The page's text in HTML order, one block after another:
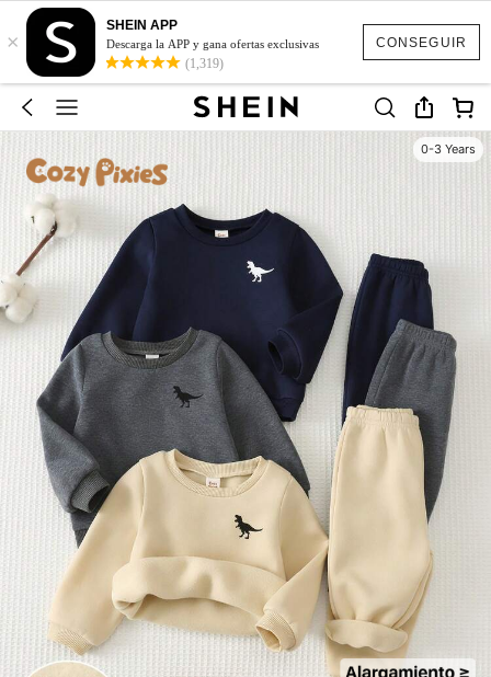
CONSEGUIR
×
SHEIN APP
Descarga la APP y gana ofertas exclusivas
(1,319)
0-3 Years